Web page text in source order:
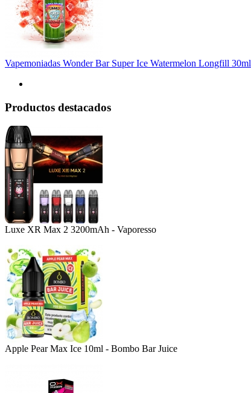
Vapemoniadas Wonder Bar Super Ice Watermelon Longfill 30ml
Productos destacados
Luxe XR Max 2 3200mAh - Vaporesso
Apple Pear Max Ice 10ml - Bombo Bar Juice